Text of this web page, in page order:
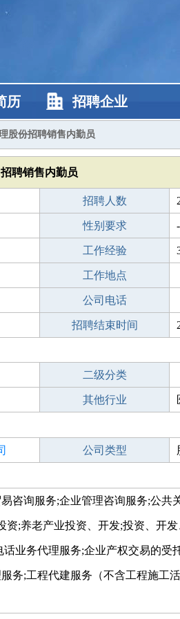
历 招聘企业
股份招聘销售内勤员
招聘销售内勤员
招聘人数
性别要求 -
工作经验
工作地点
公司电话
招聘结束时间
二级分类
其他行业
公司类型
咨询服务;企业管理咨询服务;公共
;养老产业投资、开发;投资、开
业务代理服务;企业产权交易的受
务;工程代建服务（不含工程施工